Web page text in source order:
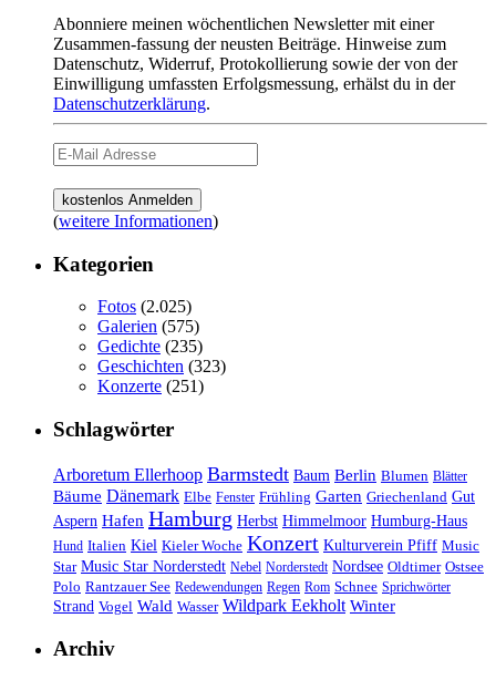
Abonniere meinen wöchentlichen Newsletter mit einer
Zusammen-fassung der neusten Beiträge. Hinweise zum
Datenschutz, Widerruf, Protokollierung sowie der von der
Einwilligung umfassten Erfolgsmessung, erhälst du in der
Datenschutzerklärung.
(weitere Informationen)
Kategorien
Fotos (2.025)
Galerien (575)
Gedichte (235)
Geschichten (323)
Konzerte (251)
Schlagwörter
Arboretum Ellerhoop Barmstedt Baum Berlin Blumen Blätter
Bäume Dänemark Elbe Fenster Frühling Garten Griechenland Gut
Aspern Hafen Hamburg Herbst Himmelmoor Humburg-Haus
Hund Italien Kiel Kieler Woche Konzert Kulturverein Pfiff Music
Star Music Star Norderstedt Nebel Norderstedt Nordsee Oldtimer Ostsee
Polo Rantzauer See Redewendungen Regen Rom Schnee Sprichwörter
Strand Vogel Wald Wasser Wildpark Eekholt Winter
Archiv